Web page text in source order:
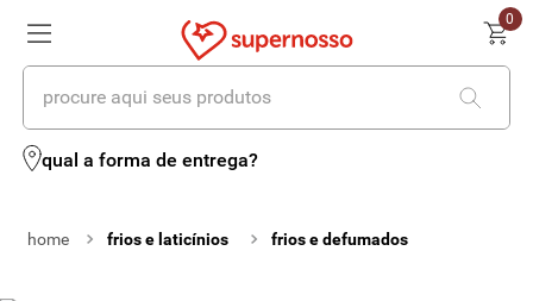
0
procure aqui seus produtos
qual a forma de entrega?
frios e laticínios frios e defumados
termos mais buscados
2º leite